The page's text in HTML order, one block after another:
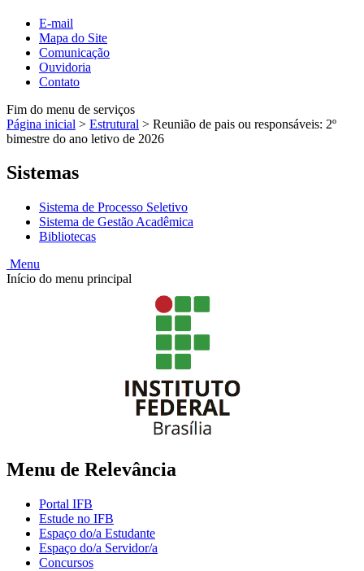
E-mail
Mapa do Site
Comunicação
Ouvidoria
Contato
Fim do menu de serviços
Página inicial > Estrutural > Reunião de pais ou responsáveis: 2º
bimestre do ano letivo de 2026
Sistemas
Sistema de Processo Seletivo
Sistema de Gestão Acadêmica
Bibliotecas
Menu
Início do menu principal
Menu de Relevância
Portal IFB
Estude no IFB
Espaço do/a Estudante
Espaço do/a Servidor/a
Concursos